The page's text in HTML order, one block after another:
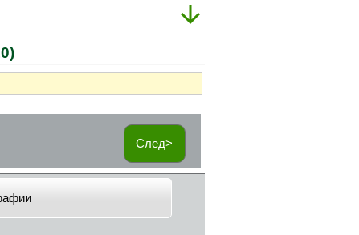
След>